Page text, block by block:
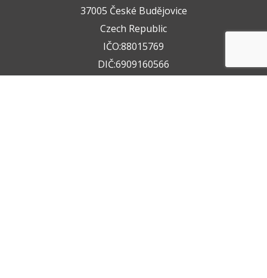
37005 České Budějovice
Czech Republic
IČO:88015769
DIČ:6909160566